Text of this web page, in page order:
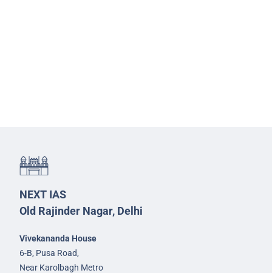
NEXT IAS
Old Rajinder Nagar, Delhi
Vivekananda House
6-B, Pusa Road,
Near Karolbagh Metro